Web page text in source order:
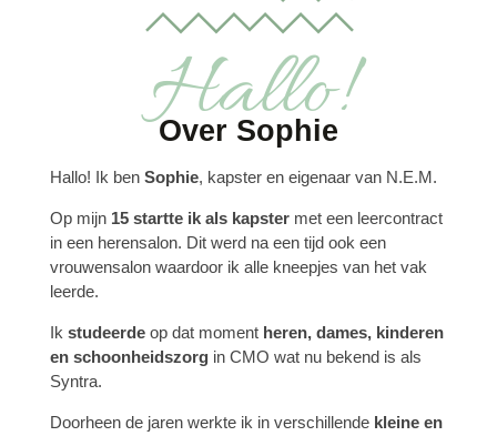
Hallo!
Over Sophie
Hallo! Ik ben Sophie, kapster en eigenaar van N.E.M.
Op mijn 15 startte ik als kapster met een leercontract
in een herensalon. Dit werd na een tijd ook een
vrouwensalon waardoor ik alle kneepjes van het vak
leerde.
Ik studeerde op dat moment heren, dames, kinderen
en schoonheidszorg in CMO wat nu bekend is als
Syntra.
Doorheen de jaren werkte ik in verschillende kleine en